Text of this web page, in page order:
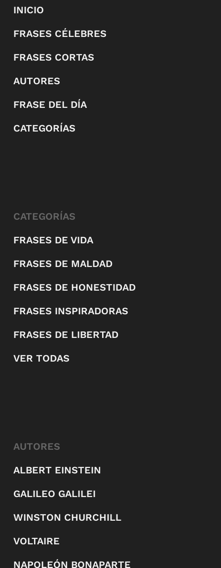
INICIO
FRASES CÉLEBRES
FRASES CORTAS
AUTORES
FRASE DEL DÍA
CATEGORÍAS
CATEGORÍAS
FRASES DE VIDA
FRASES DE MALDAD
FRASES DE HONESTIDAD
FRASES INSPIRADORAS
FRASES DE LIBERTAD
VER TODAS
AUTORES
ALBERT EINSTEIN
GALILEO GALILEI
WINSTON CHURCHILL
VOLTAIRE
NAPOLEÓN BONAPARTE